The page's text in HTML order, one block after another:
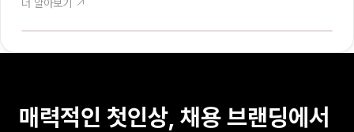
더 알아보기
매력적인 첫인상, 채용 브랜딩에서